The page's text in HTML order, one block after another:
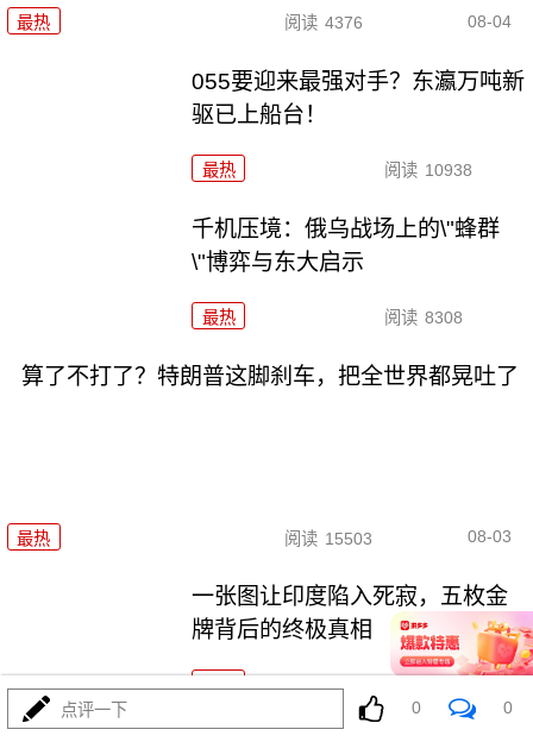
最热 阅读 4376 08-04
055要迎来最强对手？东瀛万吨新
驱已上船台！
最热 阅读 10938
千机压境：俄乌战场上的\"蜂群
\"博弈与东大启示
最热 阅读 8308
算了不打了？特朗普这脚刹车，把全世界都晃吐了
最热 阅读 15503 08-03
一张图让印度陷入死寂，五枚金
牌背后的终极真相
最热
点评一下 0 0